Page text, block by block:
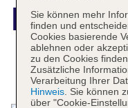
Das bietet
Sie können mehr
finden und
Cookies basierende
ablehnen oder
zu den Cookies
Zusätzliche
Verarbeitung Ihrer
Hinweis. Sie können
über "Cookie-